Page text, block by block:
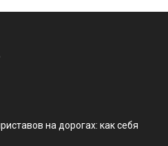
на дорогах: как себя